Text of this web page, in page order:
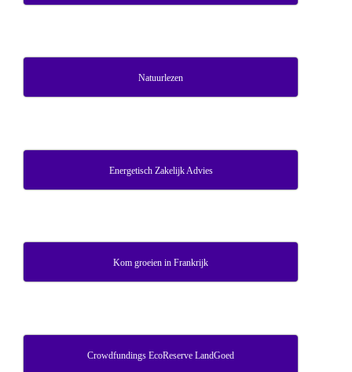
Natuurlezen
Energetisch Zakelijk Advies
Kom groeien in Frankrijk
Crowdfundings EcoReserve LandGoed